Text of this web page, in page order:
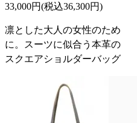
33,000円(税込36,300円)
凛とした大人の女性のため
に。スーツに似合う本革の
スクエアショルダーバッグ